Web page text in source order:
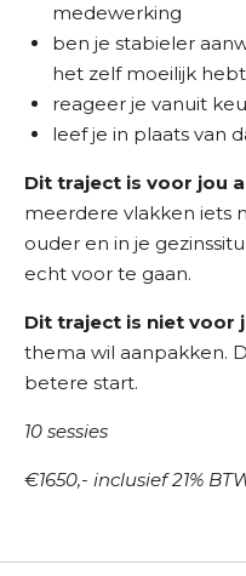
medewerking
ben je stabieler
het zelf moeilijk hebt
reageer je vanuit
leef je in plaats van
Dit traject is voor jou
meerdere vlakken iets
ouder en in je
echt voor te gaan.
Dit traject is niet voor
thema wil aanpakken.
betere start.
10 sessies
€1650,- inclusief 21%